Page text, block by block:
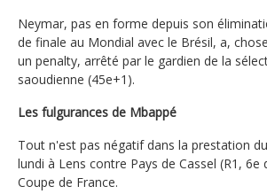
Neymar, pas en forme depuis son
de finale au Mondial avec le Brésil, a,
un penalty, arrêté par le gardien de la
saoudienne (45e+1).
Les fulgurances de Mbappé
Tout n'est pas négatif dans la prestation
lundi à Lens contre Pays de Cassel (R1, 6e
Coupe de France.